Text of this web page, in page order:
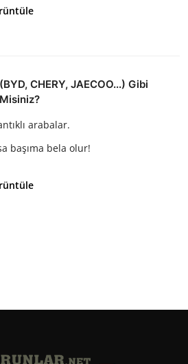
CHERY, JAECOO...) Gibi
arabalar.
başıma bela olur!